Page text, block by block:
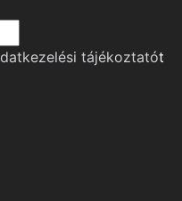
tájékoztatót